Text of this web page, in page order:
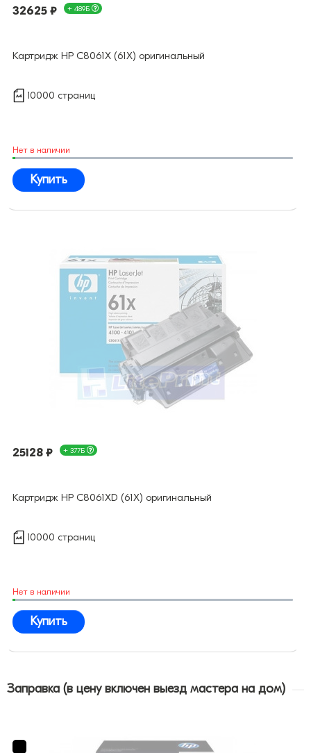
32625 ₽ + 489Б
Картридж HP C8061X (61X) оригинальный
10000 страниц
Нет в наличии
Купить
25128 ₽ + 377Б
Картридж HP C8061XD (61X) оригинальный
10000 страниц
Нет в наличии
Купить
Заправка (в цену включен выезд мастера на дом)